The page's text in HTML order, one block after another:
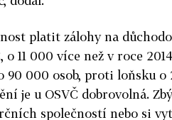
platit zálohy na
o 11 000 více než v roce
90 000 osob, proti loňsku o
je u OSVČ dobrovolná.
společností nebo si